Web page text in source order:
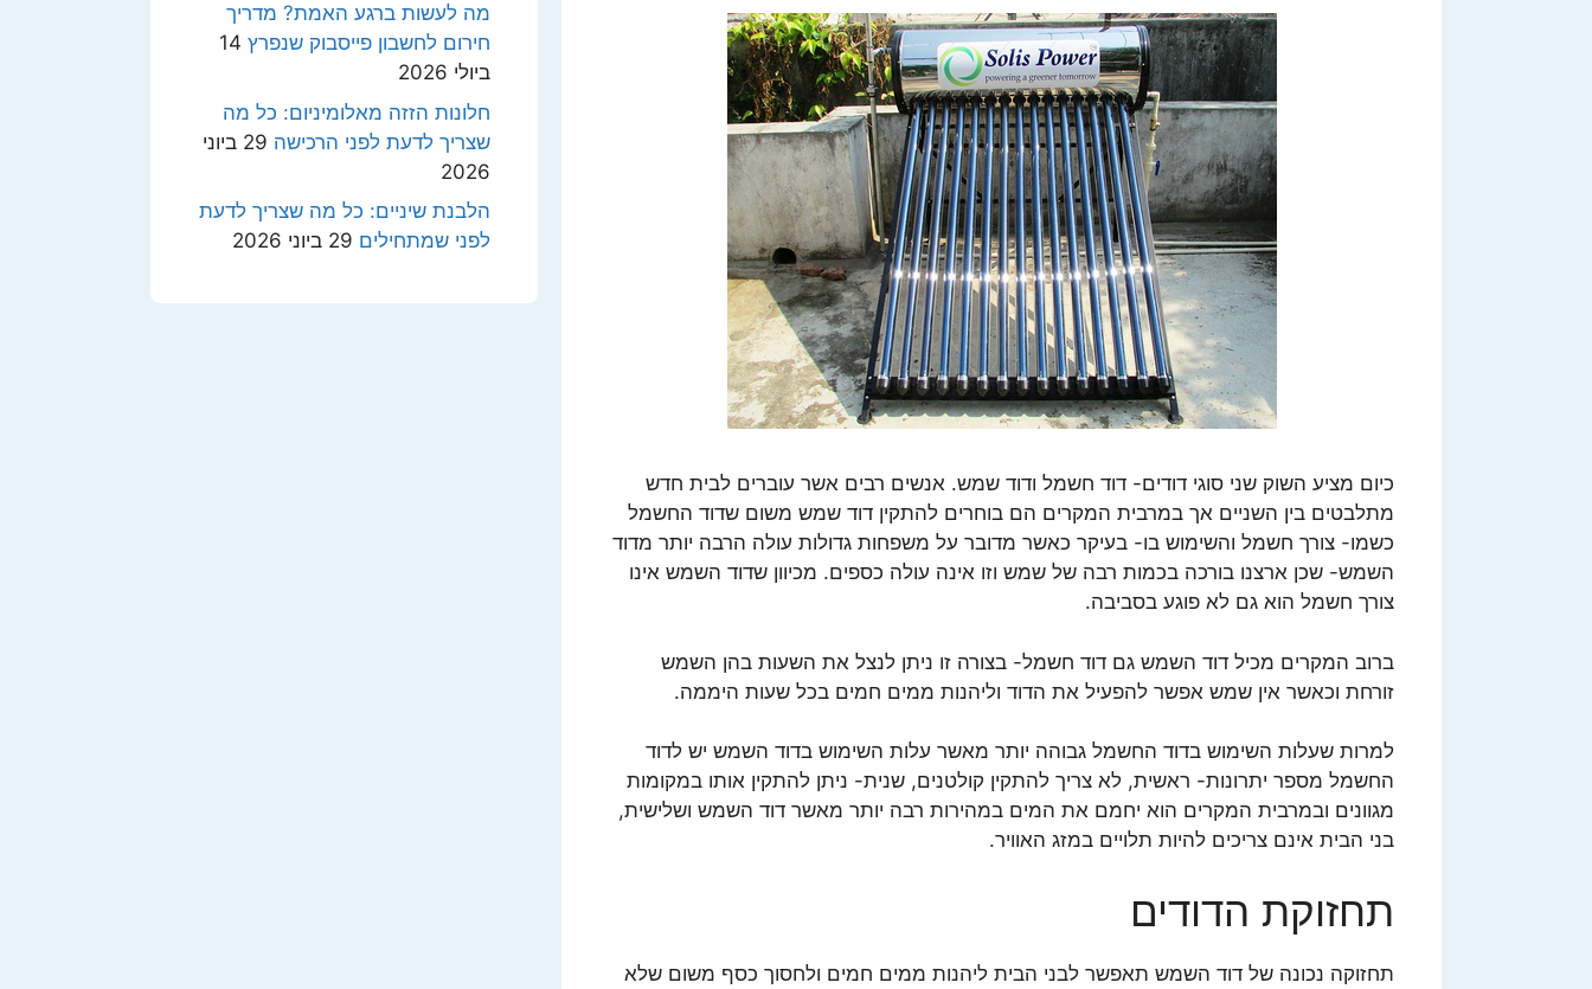
כיום מציע השוק שני סוגי דודים- דוד חשמל ודוד שמש. אנשים רבים אשר עוברים לבית חדש
מתלבטים בין השניים אך במרבית המקרים הם בוחרים להתקין דוד שמש משום שדוד החשמל
כשמו- צורך חשמל והשימוש בו- בעיקר כאשר מדובר על משפחות גדולות עולה הרבה יותר מדוד
השמש- שכן ארצנו בורכה בכמות רבה של שמש וזו אינה עולה כספים. מכיוון שדוד השמש אינו
צורך חשמל הוא גם לא פוגע בסביבה.
ברוב המקרים מכיל דוד השמש גם דוד חשמל- בצורה זו ניתן לנצל את השעות בהן השמש
זורחת וכאשר אין שמש אפשר להפעיל את הדוד וליהנות ממים חמים בכל שעות היממה.
למרות שעלות השימוש בדוד החשמל גבוהה יותר מאשר עלות השימוש בדוד השמש יש לדוד
החשמל מספר יתרונות- ראשית, לא צריך להתקין קולטנים, שנית- ניתן להתקין אותו במקומות
מגוונים ובמרבית המקרים הוא יחמם את המים במהירות רבה יותר מאשר דוד השמש ושלישית,
בני הבית אינם צריכים להיות תלויים במזג האוויר.
תחזוקת הדודים
תחזוקה נכונה של דוד השמש תאפשר לבני הבית ליהנות ממים חמים ולחסוך כסף משום שלא
מה לעשות ברגע האמת? מדריך
חירום לחשבון פייסבוק שנפרץ 14
ביולי 2026
חלונות הזזה מאלומיניום: כל מה
שצריך לדעת לפני הרכישה
29 ביוני
2026
הלבנת שיניים: כל מה שצריך לדעת
לפני שמתחילים 29 ביוני 2026